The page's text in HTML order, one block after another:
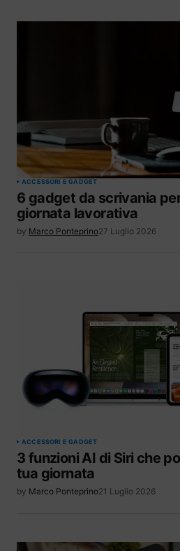
ACCESSORI E GADGET
6 gadget da scrivania
giornata lavorativa
by Marco Ponteprino27 Luglio 2026
ACCESSORI E GADGET
3 funzioni AI di Siri che
tua giornata
by Marco Ponteprino21 Luglio 2026